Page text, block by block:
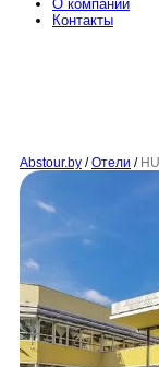
O компании
Контакты
Abstour.by / Отели /